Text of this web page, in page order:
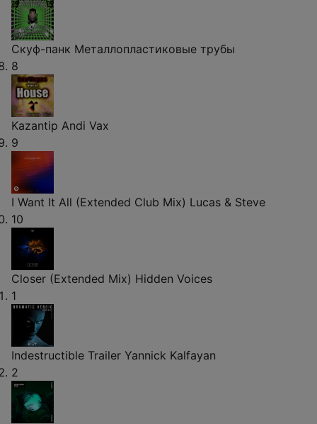
Скуф-панк Металлопластиковые трубы
8
Kazantip Andi Vax
9
I Want It All (Extended Club Mix) Lucas & Steve
10
Closer (Extended Mix) Hidden Voices
1
Indestructible Trailer Yannick Kalfayan
2